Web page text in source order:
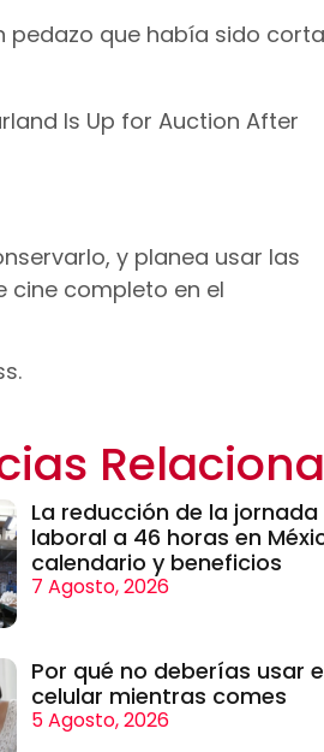
pedazo que había sido
Is Up for Auction After
y planea usar las
cine completo en el
La reducción de la jornada
laboral a 46 horas en
calendario y beneficios
7 Agosto, 2026
Por qué no deberías usar
celular mientras comes
5 Agosto, 2026